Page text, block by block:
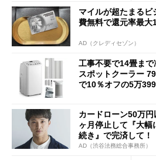
マイルが超たまるビ
費無料で還元率最大
AD（クレディセゾン）
工事不要で14畳ま
スポットクーラー
で10％オフの5万
カードローン50万
ヶ月停止して『大幅
続き』で完済して！
AD（渋谷法務総合事務所）